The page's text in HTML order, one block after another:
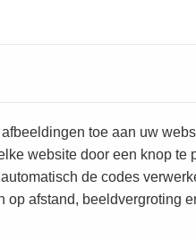
toe aan uw
website door een knop
de codes
op afstand, beeldvergroting